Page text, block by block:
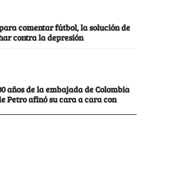
comentar fútbol, la solución de
contra la depresión
años de la embajada de Colombia
Petro afinó su cara a cara con